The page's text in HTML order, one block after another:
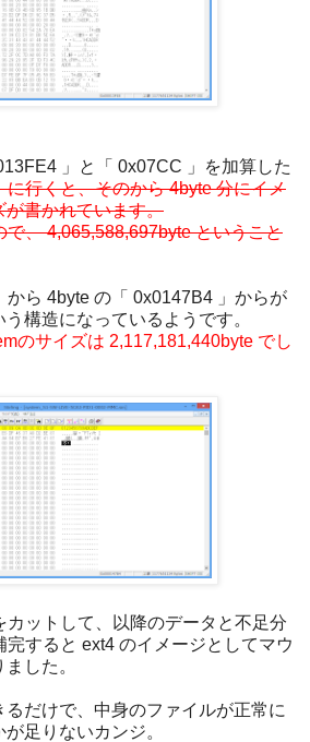
」と「 0x07CC 」を加算した
に行くと、そのから 4byte 分にイメ
が書かれています。
で、 4,065,588,697byte ということ
から 4byte の「 0x0147B4 」からが
構造になっているようです。
のサイズは 2,117,181,440byte でし
カットして、以降のデータと不足分
すると ext4 のイメージとしてマウ
した。
るだけで、中身のファイルが正常に
足りないカンジ。